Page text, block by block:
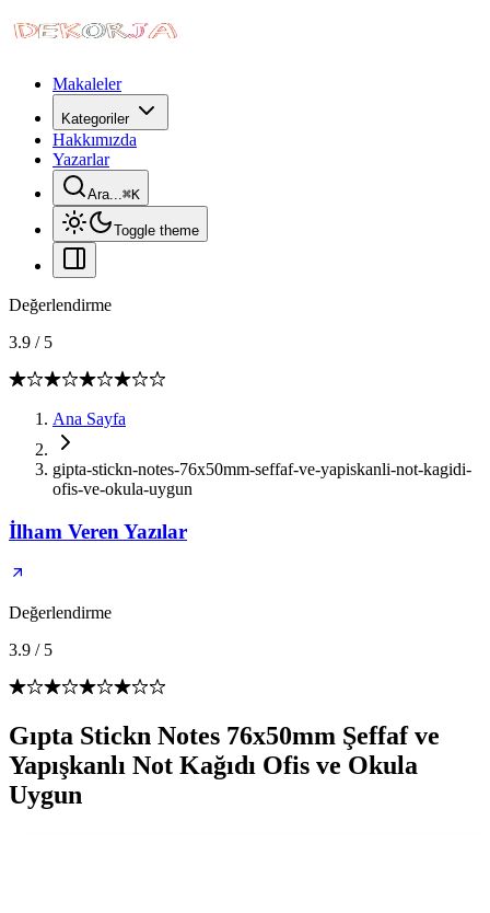
Makaleler
Kategoriler
Hakkımızda
Yazarlar
Ara...⌘K
Toggle theme
Değerlendirme
3.9 / 5
Ana Sayfa
gipta-stickn-notes-76x50mm-seffaf-ve-yapiskanli-not-kagidi-
ofis-ve-okula-uygun
İlham Veren Yazılar
Değerlendirme
3.9 / 5
Gıpta Stickn Notes 76x50mm Şeffaf ve
Yapışkanlı Not Kağıdı Ofis ve Okula
Uygun